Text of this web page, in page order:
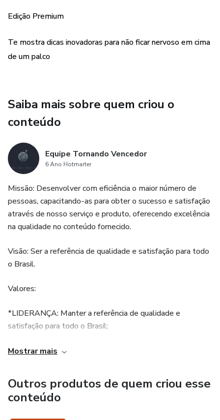
Edição Premium
Te mostra dicas inovadoras para não ficar nervoso em cima
de um palco
Saiba mais sobre quem criou o
conteúdo
Equipe Tornando Vencedor
6 Ano Hotmarter
Missão: Desenvolver com eficiência o maior número de
pessoas, capacitando-as para obter o sucesso e satisfação
através de nosso serviço e produto, oferecendo excelência
na qualidade no conteúdo fornecido.
Visão: Ser a referência de qualidade e satisfação para todo
o Brasil.
Valores:
*LIDERANÇA: Manter a referência de qualidade e
satisfação para todo o Brasil;
*CONFIANÇA: Garantir a confiabilidade na solidez da
*ÉTICA: Ter atitude ética em todas as relações,
Mostrar mais
Outros produtos de quem criou esse
conteúdo